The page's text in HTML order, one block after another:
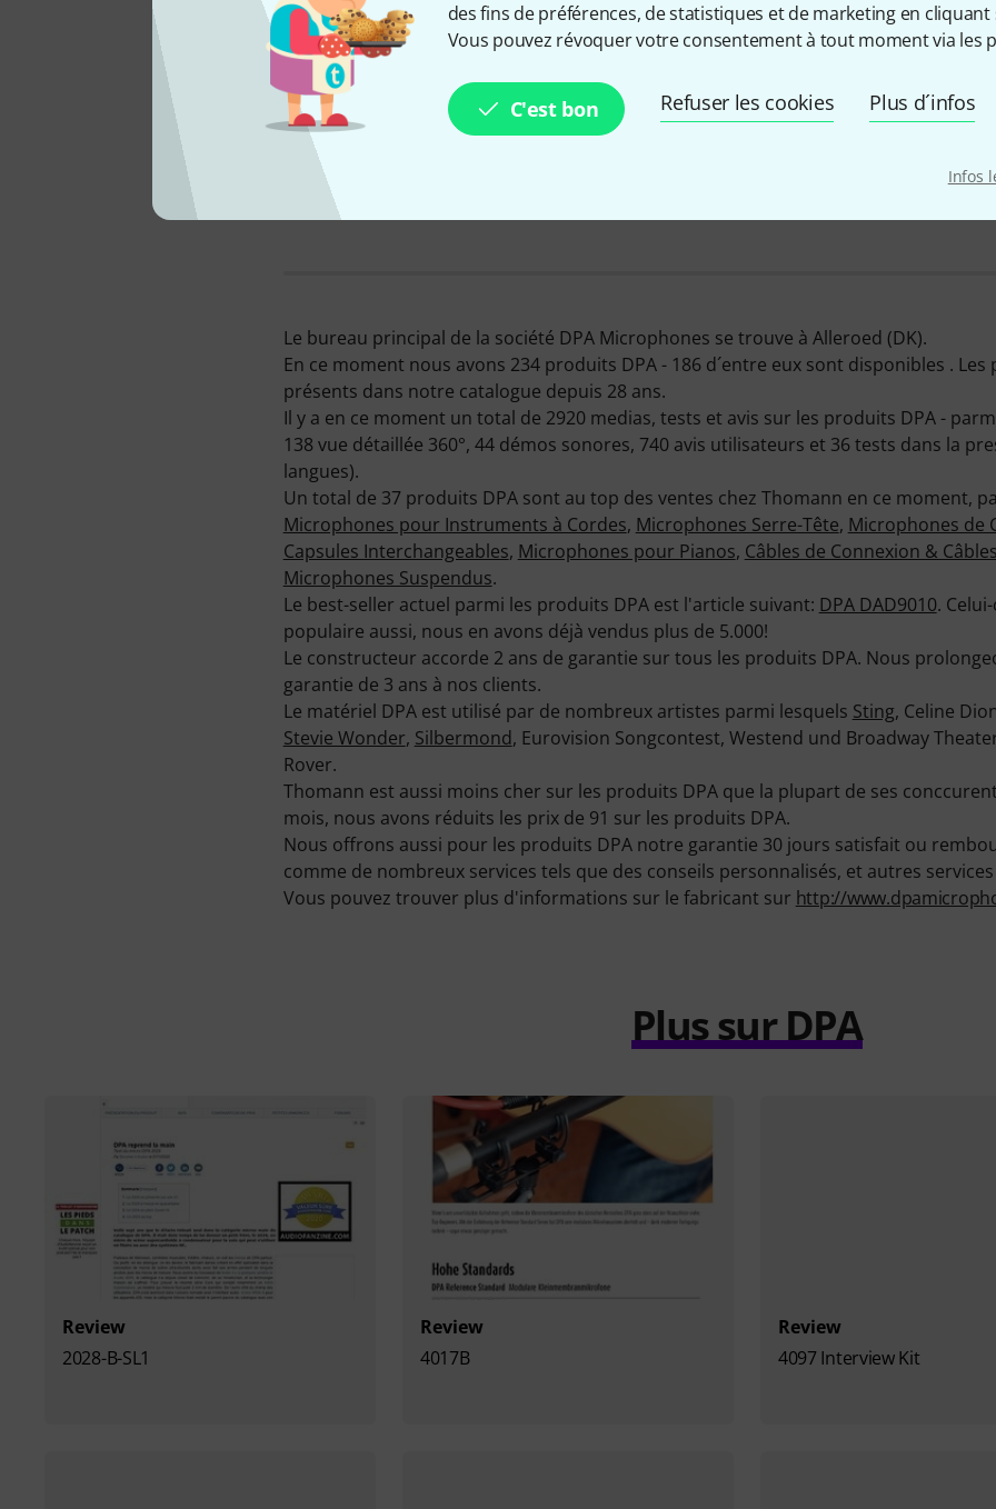
des fins de préférences, de statistiques et de marketing en
Vous pouvez révoquer votre consentement à tout moment via les
C'est bon Refuser les cookies Plus d´infos
Infos
Infos sur DPA
SIÈGE DE L'ENTREPRISE
Denmark
Le bureau principal de la société DPA Microphones se trouve à Alleroed (DK).
En ce moment nous avons 234 produits DPA - 186 d´entre eux sont disponibles .
présents dans notre catalogue depuis 28 ans.
Il y a en ce moment un total de 2920 medias, tests et avis sur les produits DPA -
138 vue détaillée 360°, 44 démos sonores, 740 avis utilisateurs et 36 tests dans la
langues).
Un total de 37 produits DPA sont au top des ventes chez Thomann en ce moment,
Microphones pour Instruments à Cordes, Microphones Serre-Tête, Microphones de
Capsules Interchangeables, Microphones pour Pianos, Câbles de Connexion &
Microphones Suspendus.
Le best-seller actuel parmi les produits DPA est l'article suivant: DPA DAD9010.
populaire aussi, nous en avons déjà vendus plus de 5.000!
Le constructeur accorde 2 ans de garantie sur tous les produits DPA. Nous
garantie de 3 ans à nos clients.
Le matériel DPA est utilisé par de nombreux artistes parmi lesquels Sting, Celine
Stevie Wonder, Silbermond, Eurovision Songcontest, Westend und Broadway
Rover.
Thomann est aussi moins cher sur les produits DPA que la plupart de ses
mois, nous avons réduits les prix de 91 sur les produits DPA.
Nous offrons aussi pour les produits DPA notre garantie 30 jours satisfait ou
comme de nombreux services tels que des conseils personnalisés, et autres
Vous pouvez trouver plus d'informations sur le fabricant sur http://
Plus sur DPA
Review
2028-B-SL1
Review
4017B
Review
4097 Interview Kit